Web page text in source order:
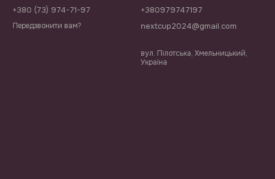
+380 (73) 974-71-97
Передзвонити вам?
+380979747197
nextcup2024@gmail.com
вул. Пілотська, Хмельницький,
Україна